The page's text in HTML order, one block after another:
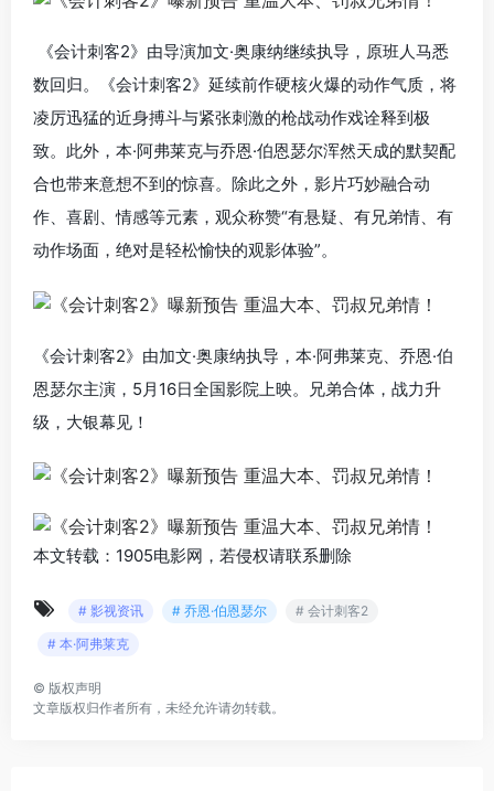
《会计刺客2》由导演加文·奥康纳继续执导，原班人马悉
数回归。《会计刺客2》延续前作硬核火爆的动作气质，将
凌厉迅猛的近身搏斗与紧张刺激的枪战动作戏诠释到极
致。此外，本·阿弗莱克与乔恩·伯恩瑟尔浑然天成的默契配
合也带来意想不到的惊喜。除此之外，影片巧妙融合动
作、喜剧、情感等元素，观众称赞“有悬疑、有兄弟情、有
动作场面，绝对是轻松愉快的观影体验”。
《会计刺客2》由加文·奥康纳执导，本·阿弗莱克、乔恩·伯
恩瑟尔主演，5月16日全国影院上映。兄弟合体，战力升
级，大银幕见！
本文转载：1905电影网，若侵权请联系删除
# 影视资讯 # 乔恩·伯恩瑟尔
# 会计刺客2
# 本·阿弗莱克
© 版权声明
文章版权归作者所有，未经允许请勿转载。